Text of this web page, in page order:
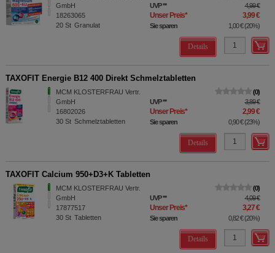
GmbH
18263065
20 St Granulat
UVP** 4,99 €
Unser Preis* 3,99 €
Sie sparen 1,00 €(20%)
Details
TAXOFIT Energie B12 400 Direkt Schmelztabletten
MCM KLOSTERFRAU Vertr.
GmbH
16802026
30 St Schmelztabletten
0
UVP** 3,89 €
Unser Preis* 2,99 €
Sie sparen 0,90 €(23%)
Details
TAXOFIT Calcium 950+D3+K Tabletten
MCM KLOSTERFRAU Vertr.
GmbH
17877517
30 St Tabletten
0
UVP** 4,09 €
Unser Preis* 3,27 €
Sie sparen 0,82 €(20%)
Details